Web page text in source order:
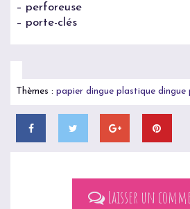
– perforeuse
– porte-clés
Thèmes :papier dingue plastique dingue
Laisser un